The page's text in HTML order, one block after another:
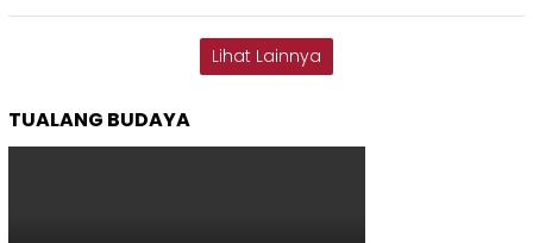
Lihat Lainnya
TUALANG BUDAYA